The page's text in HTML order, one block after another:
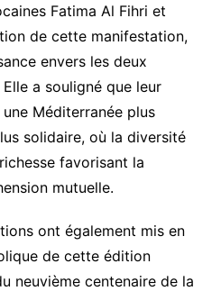
Fatima Al Fihri et
de cette manifestation,
envers les deux
a souligné que leur
Méditerranée plus
solidaire, où la diversité
favorisant la
mutuelle.
ont également mis en
de cette édition
neuvième centenaire de la